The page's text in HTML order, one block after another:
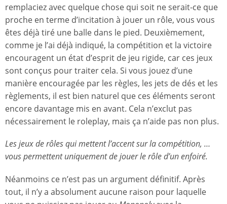
remplaciez avec quelque chose qui soit ne serait-ce que
proche en terme d’incitation à jouer un rôle, vous vous
êtes déjà tiré une balle dans le pied. Deuxièmement,
comme je l’ai déjà indiqué, la compétition et la victoire
encouragent un état d’esprit de jeu rigide, car ces jeux
sont conçus pour traiter cela. Si vous jouez d’une
manière encouragée par les règles, les jets de dés et les
règlements, il est bien naturel que ces éléments seront
encore davantage mis en avant. Cela n’exclut pas
nécessairement le roleplay, mais ça n’aide pas non plus.
Les jeux de rôles qui mettent l’accent sur la compétition, …
vous permettent uniquement de jouer le rôle d’un enfoiré.
Néanmoins ce n’est pas un argument définitif. Après
tout, il n’y a absolument aucune raison pour laquelle